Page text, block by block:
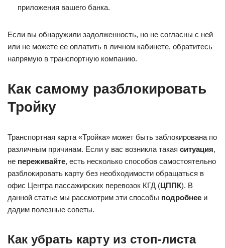
приложения вашего банка.
Если вы обнаружили задолженность, но не согласны с ней
или не можете ее оплатить в личном кабинете, обратитесь
напрямую в транспортную компанию.
Как самому разблокировать
Тройку
Транспортная карта «Тройка» может быть заблокирована по
различным причинам. Если у вас возникла такая ситуация,
не переживайте, есть несколько способов самостоятельно
разблокировать карту без необходимости обращаться в
офис Центра пассажирских перевозок КГД (ЦППК). В
данной статье мы рассмотрим эти способы подробнее и
дадим полезные советы.
Как убрать карту из стоп-листа